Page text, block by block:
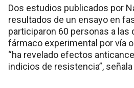
Dos estudios publicados por
resultados de un ensayo en
participaron 60 personas a las
fármaco experimental por vía
“ha revelado efectos
indicios de resistencia”,